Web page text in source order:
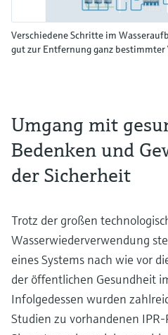
Verschiedene Schritte im
gut zur Entfernung ganz
Umgang mit
Bedenken und
der Sicherheit
Trotz der großen
Wasserwiederverwendung
eines Systems nach wie vor
der öffentlichen Gesundheit
Infolgedessen wurden
Studien zu vorhandenen